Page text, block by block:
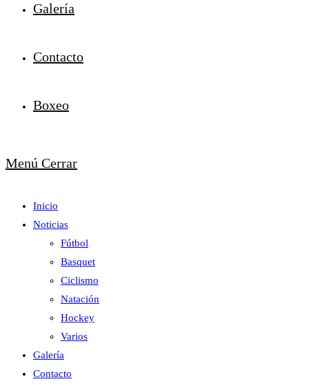
Galería
Contacto
Boxeo
Menú Cerrar
Inicio
Noticias
Fútbol
Basquet
Ciclismo
Natación
Hockey
Varios
Galería
Contacto